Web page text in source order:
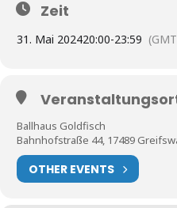
Zeit
31. Mai 202420:00-23:59
Ballhaus Goldfisch
Bahnhofstraße 44, 17489
OTHER EVENTS